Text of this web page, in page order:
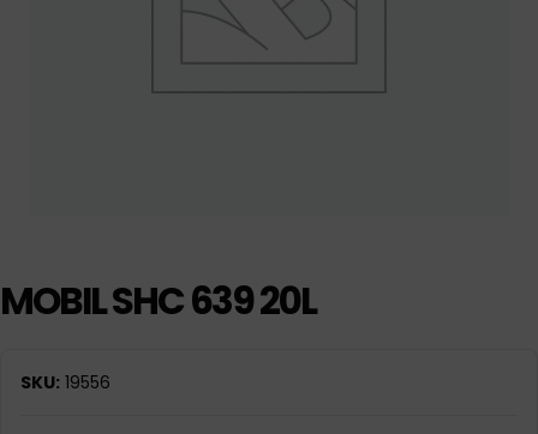
MOBIL SHC 639 20L
SKU: 19556